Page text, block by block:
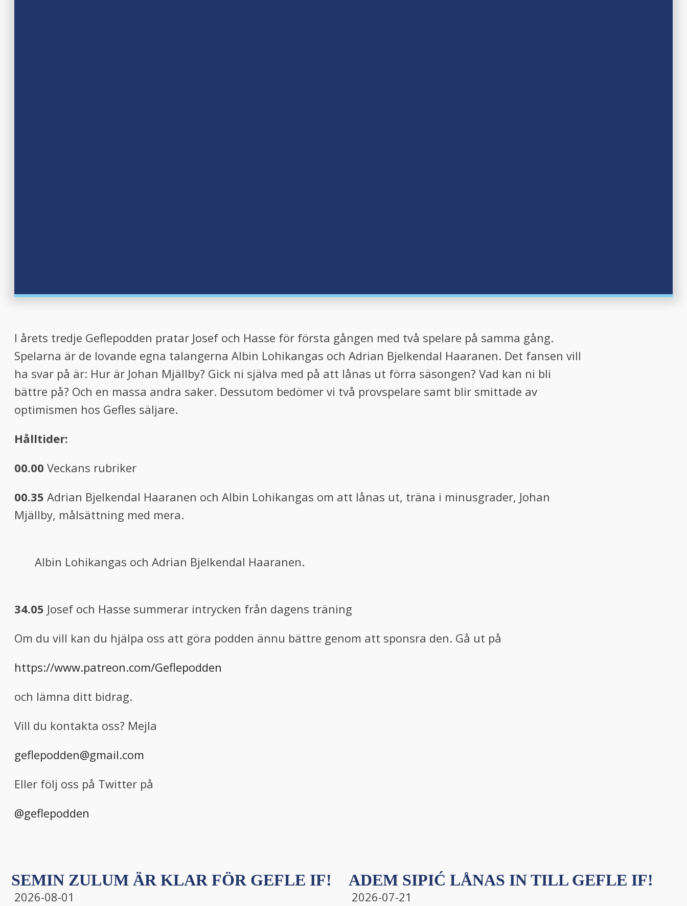
I årets tredje Geflepodden pratar Josef och Hasse för första gången med två spelare på samma gång.
Spelarna är de lovande egna talangerna Albin Lohikangas och Adrian Bjelkendal Haaranen. Det fansen vill
ha svar på är: Hur är Johan Mjällby? Gick ni själva med på att lånas ut förra säsongen? Vad kan ni bli
bättre på? Och en massa andra saker. Dessutom bedömer vi två provspelare samt blir smittade av
optimismen hos Gefles säljare.
Hålltider:
00.00 Veckans rubriker
00.35 Adrian Bjelkendal Haaranen och Albin Lohikangas om att lånas ut, träna i minusgrader, Johan
Mjällby, målsättning med mera.
Albin Lohikangas och Adrian Bjelkendal Haaranen.
34.05 Josef och Hasse summerar intrycken från dagens träning
Om du vill kan du hjälpa oss att göra podden ännu bättre genom att sponsra den. Gå ut på
https://www.patreon.com/Geflepodden
och lämna ditt bidrag.
Vill du kontakta oss? Mejla
geflepodden@gmail.com
Eller följ oss på Twitter på
@geflepodden
SEMIN ZULUM ÄR KLAR FÖR GEFLE IF!
2026-08-01
ADEM SIPIĆ LÅNAS IN TILL GEFLE IF!
2026-07-21